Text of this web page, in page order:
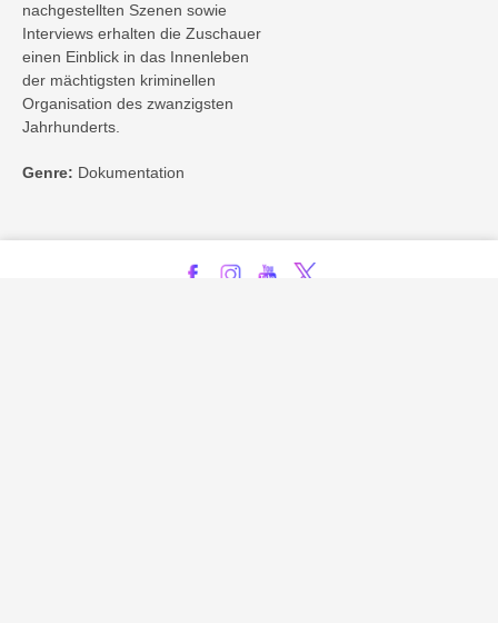
nachgestellten Szenen sowie
Interviews erhalten die Zuschauer
einen Einblick in das Innenleben
der mächtigsten kriminellen
Organisation des zwanzigsten
Jahrhunderts.
Genre: Dokumentation